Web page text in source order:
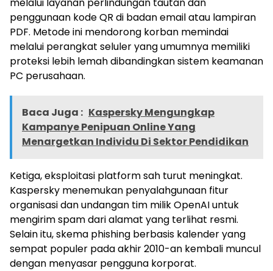
penggunaan kode QR di badan email atau lampiran
PDF. Metode ini mendorong korban memindai
melalui perangkat seluler yang umumnya memiliki
proteksi lebih lemah dibandingkan sistem keamanan
PC perusahaan.
Baca Juga : Kaspersky Mengungkap
Kampanye Penipuan Online Yang
Menargetkan Individu Di Sektor Pendidikan
Ketiga, eksploitasi platform sah turut meningkat.
Kaspersky menemukan penyalahgunaan fitur
organisasi dan undangan tim milik OpenAI untuk
mengirim spam dari alamat yang terlihat resmi.
Selain itu, skema phishing berbasis kalender yang
sempat populer pada akhir 2010-an kembali muncul
dengan menyasar pengguna korporat.